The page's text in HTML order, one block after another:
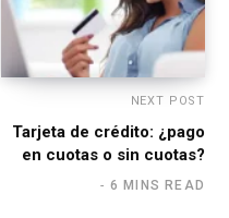
NEXT POST
Tarjeta de crédito: ¿pago
en cuotas o sin cuotas?
6 MINS READ